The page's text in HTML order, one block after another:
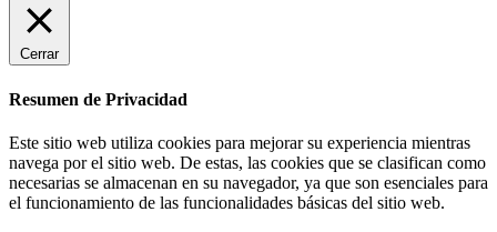
Cerrar
Resumen de Privacidad
Este sitio web utiliza cookies para mejorar su experiencia mientras
navega por el sitio web. De estas, las cookies que se clasifican como
necesarias se almacenan en su navegador, ya que son esenciales para
el funcionamiento de las funcionalidades básicas del sitio web.